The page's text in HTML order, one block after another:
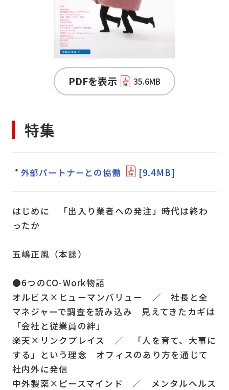
PDFを表示 35.6MB
特集
外部パートナーとの協働 [9.4MB]
はじめに 「出入り業者への発注」時代は終わ
ったか
五嶋正風（本誌）
●6つのCO-Work物語
オルビス×ヒューマンバリュー ／ 社長と全
マネジャーで調査を読み込み 見えてきたカギは
「会社と従業員の絆」
楽天×リンクプレイス ／ 「人を育て、大事に
する」という理念 オフィスのあり方を通じて
社内外に発信
中外製薬×ピースマインド ／ メンタルヘルス